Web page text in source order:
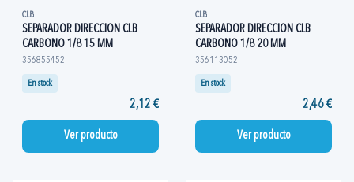
CLB
SEPARADOR DIRECCION CLB
CARBONO 1/8 15 MM
356855452
En stock
2,12 €
Ver producto
CLB
SEPARADOR DIRECCION CLB
CARBONO 1/8 20 MM
356113052
En stock
2,46 €
Ver producto